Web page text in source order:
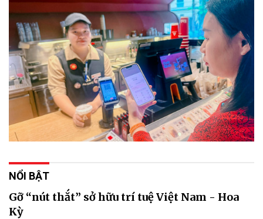
NỔI BẬT
Gỡ “nút thắt” sở hữu trí tuệ Việt Nam - Hoa
Kỳ